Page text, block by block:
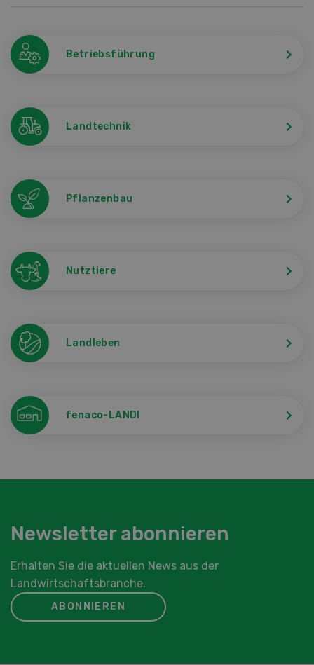
Betriebsführung
Landtechnik
Pflanzenbau
Nutztiere
Landleben
fenaco-LANDI
Newsletter abonnieren
Erhalten Sie die aktuellen News aus der
Landwirtschaftsbranche.
ABONNIEREN